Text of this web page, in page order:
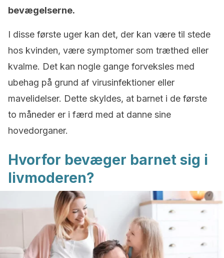
bevægelserne.
I disse første uger kan det, der kan være til stede
hos kvinden, være symptomer som træthed eller
kvalme. Det kan nogle gange forveksles med
ubehag på grund af virusinfektioner eller
mavelidelser. Dette skyldes, at barnet i de første
to måneder er i færd med at danne sine
hovedorganer.
Hvorfor bevæger barnet sig i
livmoderen?